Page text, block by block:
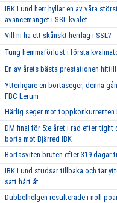
IBK Lund herr hyllar en av våra
avancemanget i SSL kvalet.
Vill ni ha ett skånskt herrlag i SSL?
Tung hemmaförlust i första
En av årets bästa prestationen
Ytterligare en bortaseger, denna
FBC Lerum
Härlig seger mot toppkonkurrenten
DM final för 5:e året i rad efter
borta mot Bjärred IBK
Bortasviten bruten efter 319 dagar
IBK Lund studsar tillbaka och tar
satt hårt åt.
Dubbelhelgen resulterade i noll